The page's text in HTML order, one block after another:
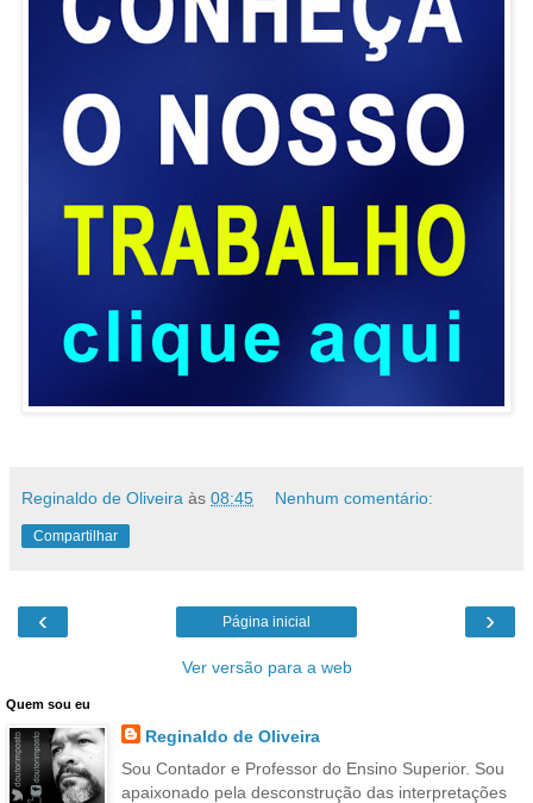
Reginaldo de Oliveira às 08:45 Nenhum comentário:
Compartilhar
‹ ›
Página inicial
Ver versão para a web
Quem sou eu
Reginaldo de Oliveira
Sou Contador e Professor do Ensino Superior. Sou
apaixonado pela desconstrução das interpretações